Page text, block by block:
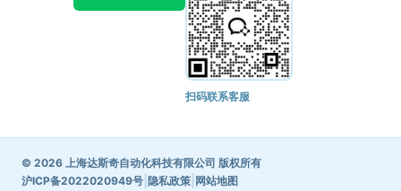
扫码联系客服
© 2026 上海达斯奇自动化科技有限公司 版权所有
沪ICP备2022020949号 隐私政策 网站地图